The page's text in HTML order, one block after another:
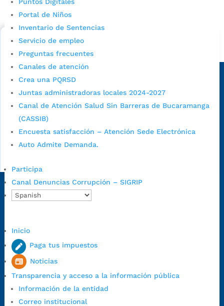
Portal de Niños
Inventario de Sentencias
Servicio de empleo
Preguntas frecuentes
Canales de atención
Crea una PQRSD
Juntas administradoras locales 2024-2027
Canal de Atención Salud Sin Barreras de Bucaramanga
(CASSIB)
Encuesta satisfacción – Atención Sede Electrónica
Auto Admite Demanda.
Participa
Canal Denuncias Corrupción – SIGRIP
Inicio
Paga tus impuestos
Noticias
Transparencia y acceso a la información pública
Información de la entidad
Correo institucional
Consulta aqui los pasos para inscribirse y solicitar un
cupo escolar en los colegios oficiales de
Bucaramanga.
Alcaldía de Bucaramanga
Sede principal
Dirección Fase I:Calle 35 # 10-43, Bucaramanga, Santander,
Colombia
Código Postal:680006. Código Dane: 68001.
Horario de Atención:
1:00 p.m. a 5:30 p.m. / viernes jornada continua en el horario de